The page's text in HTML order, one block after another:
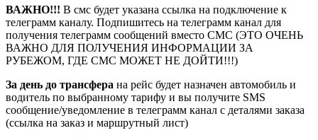
ВАЖНО!!! В смс будет указана ссылка на подключение к
телеграмм каналу. Подпишитесь на телеграмм канал для
получения телеграмм сообщений вместо СМС (ЭТО ОЧЕНЬ
ВАЖНО ДЛЯ ПОЛУЧЕНИЯ ИНФОРМАЦИИ ЗА
РУБЕЖОМ, ГДЕ СМС МОЖЕТ НЕ ДОЙТИ!!!)
За день до трансфера на рейс будет назначен автомобиль и
водитель по выбранному тарифу и вы получите SMS
сообщение/уведомление в телеграмм канал с деталями заказа
(ссылка на заказ и маршрутный лист)